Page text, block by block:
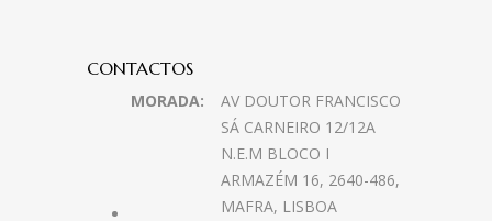
CONTACTOS
MORADA:
AV DOUTOR FRANCISCO
SÁ CARNEIRO 12/12A
N.E.M BLOCO I
ARMAZÉM 16, 2640-486,
MAFRA, LISBOA